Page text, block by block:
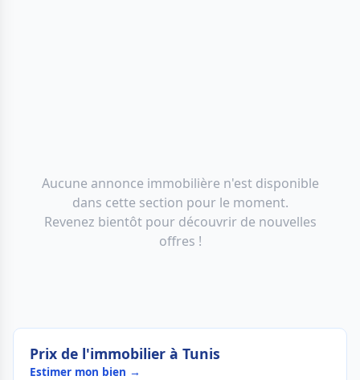
Aucune annonce immobilière n'est disponible
dans cette section pour le moment.
Revenez bientôt pour découvrir de nouvelles
offres !
Prix de l'immobilier à Tunis
Estimer mon bien →